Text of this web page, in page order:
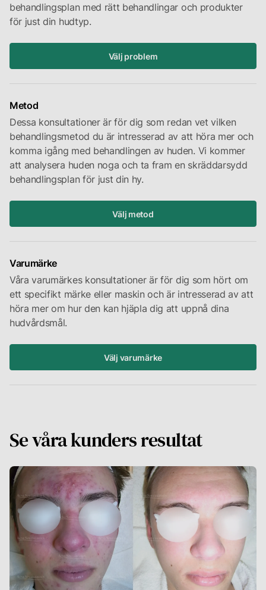
behandlingsplan med rätt behandlingar och produkter
för just din hudtyp.
Välj problem
Metod
Dessa konsultationer är för dig som redan vet vilken
behandlingsmetod du är intresserad av att höra mer och
komma igång med behandlingen av huden. Vi kommer
att analysera huden noga och ta fram en skräddarsydd
behandlingsplan för just din hy.
Välj metod
Varumärke
Våra varumärkes konsultationer är för dig som hört om
ett specifikt märke eller maskin och är intresserad av att
höra mer om hur den kan hjäpla dig att uppnå dina
hudvårdsmål.
Välj varumärke
Se våra kunders resultat